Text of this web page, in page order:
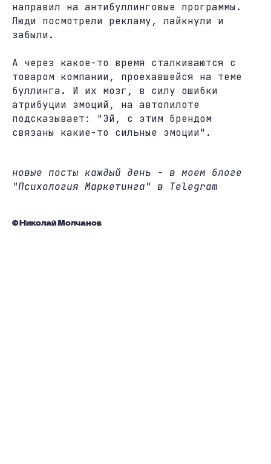
направил на антибуллинговые программы.
Люди посмотрели рекламу, лайкнули и
забыли.
А через какое-то время сталкиваются с
товаром компании, проехавшейся на теме
буллинга. И их мозг, в силу ошибки
атрибуции эмоций, на автопилоте
подсказывает: "Эй, с этим брендом
связаны какие-то сильные эмоции".
новые посты каждый день - в моем блоге
"Психология Маркетинга" в Telegram
© Николай Молчанов